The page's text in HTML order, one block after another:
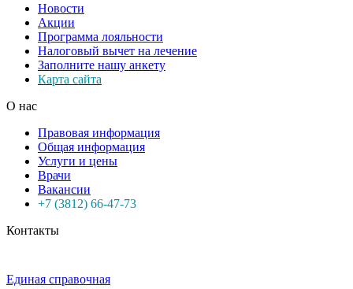
Новости
Акции
Программа лояльности
Налоговый вычет на лечение
Заполните нашу анкету
Карта сайта
О нас
Правовая информация
Общая информация
Услуги и цены
Врачи
Вакансии
+7 (3812) 66-47-73
Контакты
Единая справочная